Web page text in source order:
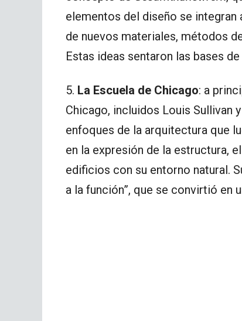
elementos del diseño se
de nuevos materiales, métodos
Estas ideas sentaron las bases
5. La Escuela de Chicago: a
Chicago, incluidos Louis Sullivan
enfoques de la arquitectura que
en la expresión de la estructura,
edificios con su entorno natural.
a la función”, que se convirtió en